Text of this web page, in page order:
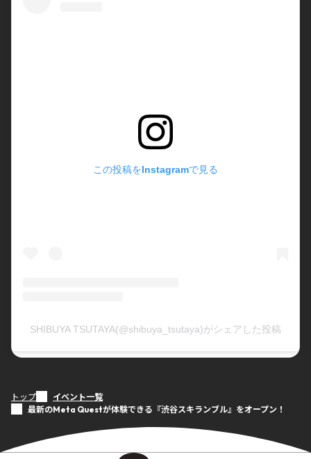
トップ
イベント一覧
最新のMeta Questが体験できる『渋谷スキランブル』をオープン！
この投稿をInstagramで見る
SHIBUYA TSUTAYA(@shibuya_tsutaya)がシェアした投稿